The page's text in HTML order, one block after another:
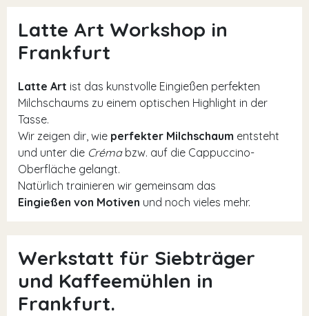
Latte Art Workshop in
Frankfurt
Latte Art ist das kunstvolle Eingießen perfekten
Milchschaums zu einem optischen Highlight in der
Tasse.
Wir zeigen dir, wie perfekter Milchschaum entsteht
und unter die Crémabzw. auf die Cappuccino-
Oberfläche gelangt.
Natürlich trainieren wir gemeinsam das
Eingießen von Motiven und noch vieles mehr.
Werkstatt für Siebträger
und Kaffeemühlen in
Frankfurt.